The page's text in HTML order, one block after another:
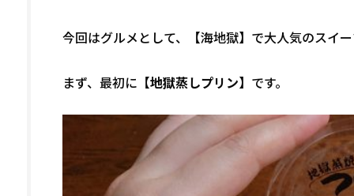
今回はグルメとして、【海地獄】で大人気のスイ
まず、最初に 【地獄蒸しプリン】 です。